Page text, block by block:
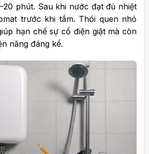
phút. Sau khi nước đạt đủ nhiệt
trước khi tắm. Thói quen nhỏ
hạn chế sự cố điện giật mà còn
năng đáng kể.